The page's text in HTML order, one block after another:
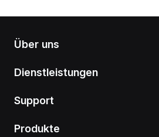
Über uns
Dienstleistungen
Support
Produkte